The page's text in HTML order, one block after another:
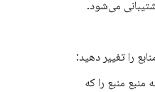
را تغییر دهید:
منبع را که